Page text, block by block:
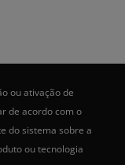
ou ativação de
de acordo com o
do sistema sobre a
ou tecnologia